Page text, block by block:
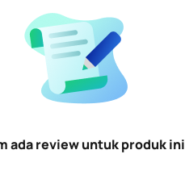
ada review untuk produk ini